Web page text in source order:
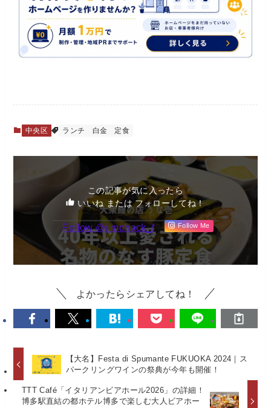
中央区 ランチ 白金 定食
この記事が気に入ったら
いいね または フォローしてね！
Follow @jimohack_f Follow Me
よかったらシェアしてね！
【大名】Festa di Spumante FUKUOKA 2024｜ス
パークリングワインの祭典が今年も開催！
TTT Café「イタリアンビアホール2026」の詳細！
博多駅直結の都ホテル博多で楽しむ大人ビアホー